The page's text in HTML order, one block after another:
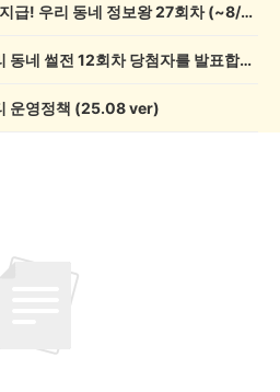
💸 전원 2,000캐시 지급! 우리 동네 정보왕 27회차 (~8/10)
💰[당첨자 발표] 우리 동네 썰전 12회차 당첨자를 발표합니다!
운영정책 (25.08 ver)